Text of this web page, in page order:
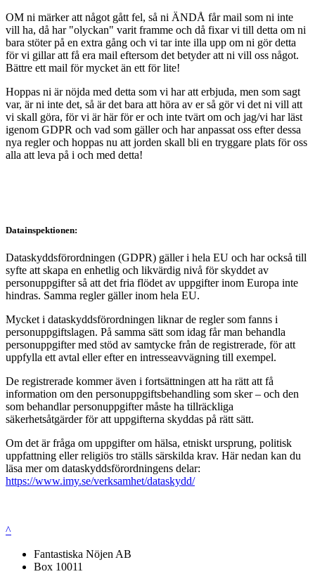
OM ni märker att något gått fel, så ni ÄNDÅ får mail som ni inte
vill ha, då har "olyckan" varit framme och då fixar vi till detta om ni
bara stöter på en extra gång och vi tar inte illa upp om ni gör detta
för vi gillar att få era mail eftersom det betyder att ni vill oss något.
Bättre ett mail för mycket än ett för lite!
Hoppas ni är nöjda med detta som vi har att erbjuda, men som sagt
var, är ni inte det, så är det bara att höra av er så gör vi det ni vill att
vi skall göra, för vi är här för er och inte tvärt om och jag/vi har läst
igenom GDPR och vad som gäller och har anpassat oss efter dessa
nya regler och hoppas nu att jorden skall bli en tryggare plats för oss
alla att leva på i och med detta!
Datainspektionen:
Dataskyddsförordningen (GDPR) gäller i hela EU och har också till
syfte att skapa en enhetlig och likvärdig nivå för skyddet av
personuppgifter så att det fria flödet av uppgifter inom Europa inte
hindras. Samma regler gäller inom hela EU.
Mycket i dataskyddsförordningen liknar de regler som fanns i
personuppgiftslagen. På samma sätt som idag får man behandla
personuppgifter med stöd av samtycke från de registrerade, för att
uppfylla ett avtal eller efter en intresseavvägning till exempel.
De registrerade kommer även i fortsättningen att ha rätt att få
information om den personuppgiftsbehandling som sker – och den
som behandlar personuppgifter måste ha tillräckliga
säkerhetsåtgärder för att uppgifterna skyddas på rätt sätt.
Om det är fråga om uppgifter om hälsa, etniskt ursprung, politisk
uppfattning eller religiös tro ställs särskilda krav. Här nedan kan du
läsa mer om dataskyddsförordningens delar:
https://www.imy.se/verksamhet/dataskydd/
^
Fantastiska Nöjen AB
Box 10011